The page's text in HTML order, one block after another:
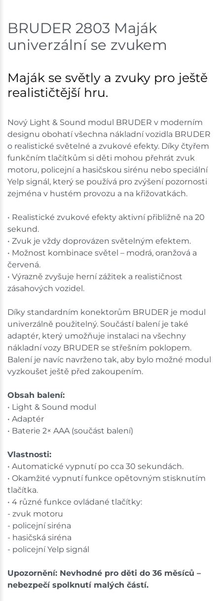
Skladem na prodejně - doručení do 7 dnů
Skladem na prodejně - doručení do 7 dnů
Skladem na prodejně - doručení do 7 dnů
Skladové množství na prodejnách je pouze orientační.
Ceny na prodejnách se mohou lišit od cen na e-
shopu.
BRUDER 2803 Maják
univerzální se zvukem
Maják se světly a zvuky pro ještě
realističtější hru.
Nový Light & Sound modul BRUDER v moderním
designu obohatí všechna nákladní vozidla BRUDER
o realistické světelné a zvukové efekty. Díky čtyřem
funkčním tlačítkům si děti mohou přehrát zvuk
motoru, policejní a hasičskou sirénu nebo speciální
Yelp signál, který se používá pro zvýšení pozornosti
zejména v hustém provozu a na křižovatkách.
• Realistické zvukové efekty aktivní přibližně na 20
sekund.
• Zvuk je vždy doprovázen světelným efektem.
• Možnost kombinace světel – modrá, oranžová a
červená.
• Výrazně zvyšuje herní zážitek a realističnost
zásahových vozidel.
Díky standardním konektorům BRUDER je modul
univerzálně použitelný. Součástí balení je také
adaptér, který umožňuje instalaci na všechny
nákladní vozy BRUDER se střešním poklopem.
Balení je navíc navrženo tak, aby bylo možné modul
vyzkoušet ještě před zakoupením.
Obsah balení:
• Light & Sound modul
• Adaptér
• Baterie 2× AAA (součást balení)
Vlastnosti:
• Automatické vypnutí po cca 30 sekundách.
• Okamžité vypnutí funkce opětovným stisknutím
tlačítka.
• 4 různé funkce ovládané tlačítky:
- zvuk motoru
- policejní siréna
- hasičská siréna
- policejní Yelp signál
Upozornění: Nevhodné pro děti do 36 měsíců –
nebezpečí spolknutí malých částí.